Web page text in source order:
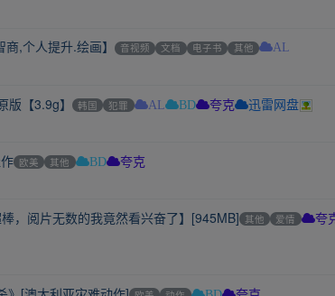
,个人提升.绘画】 音视频 文档 电子书 其他 AL
【3.9g】 韩国 犯罪 AL BD 夸克 迅雷网盘
欧美 其他 BD 夸克
，阅片无数的我竟然看兴奋了】[945MB] 其他 爱情 夸